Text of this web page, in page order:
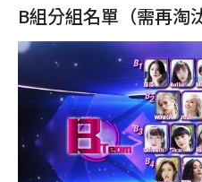
B組分組名單（需再淘